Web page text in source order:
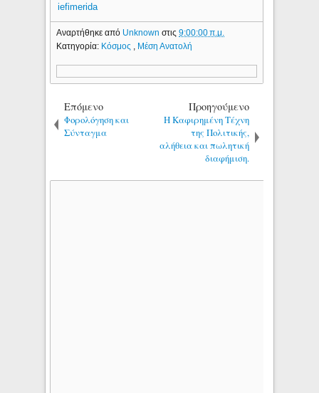
iefimerida
Αναρτήθηκε από Unknownστις9:00:00 π.μ.
Κατηγορία: Κόσμος Μέση Ανατολή
Επόμενο
Φορολόγηση και
Σύνταγμα
Προηγούμενο
Η Καφιρημένη Τέχνη
της Πολιτικής,
αλήθεια και πωλητική
διαφήμιση.